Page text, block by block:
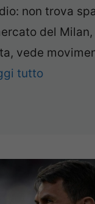
non trova
del
vede
tutto